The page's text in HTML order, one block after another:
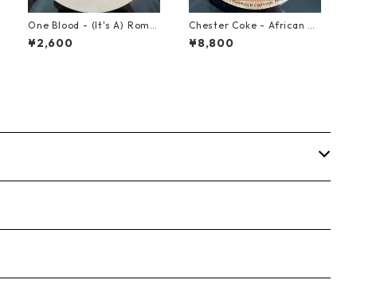
One Blood - (It's A) Roma
nce【12-50054】
¥2,600
Chester Coke - African Ra
ce【7-21819】
¥8,800